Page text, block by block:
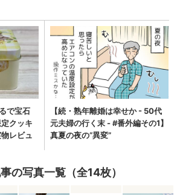
の写真一覧（全14枚）